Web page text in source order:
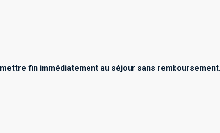
mettre fin immédiatement au séjour sans remboursement.